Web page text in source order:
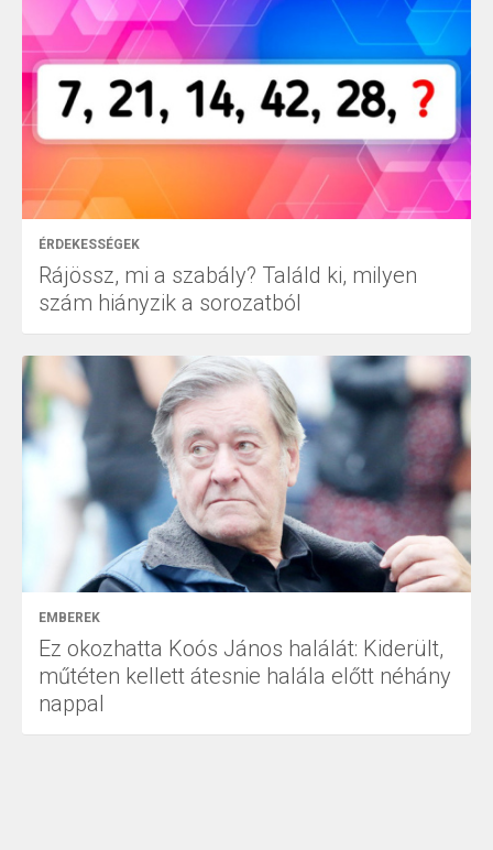
ÉRDEKESSÉGEK
Rájössz, mi a szabály? Találd ki, milyen
szám hiányzik a sorozatból
EMBEREK
Ez okozhatta Koós János halálát: Kiderült,
műtéten kellett átesnie halála előtt néhány
nappal